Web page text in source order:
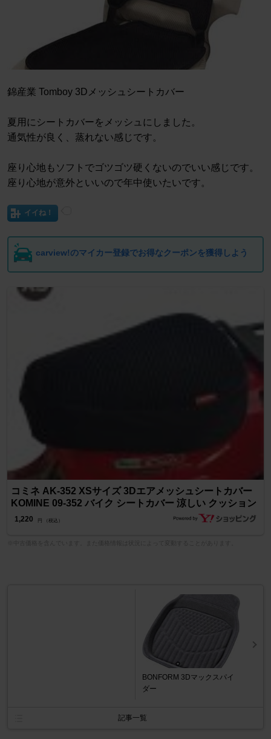
錦産業 Tomboy 3Dメッシュシートカバー
夏用にシートカバーをメッシュにしました。
通気性が良く、蒸れない感じです。
座り心地もソフトでゴツゴツ硬くないのでいい感じです。
座り心地が意外といいので年中使いたいです。
イイね！
carview!のマイカー登録でお得なクーポンを獲得しよう
コミネ AK-352 XSサイズ 3Dエアメッシュシートカバー
KOMINE 09-352 バイク シートカバー 涼しい クッション
1,220 円 （税込）
BONFORM 3Dマックスパイ
ダー
記事一覧